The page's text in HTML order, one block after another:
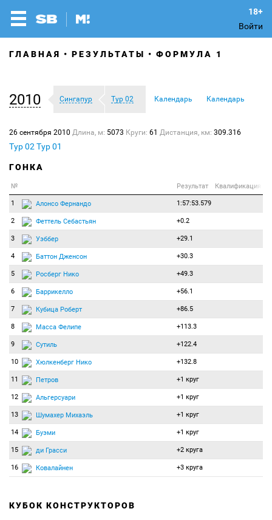
Войти
ГЛАВНАЯ РЕЗУЛЬТАТЫ ФОРМУЛА 1
2010 Сингапур Тур 02 Календарь Календарь
26 сентября 2010 Длина, м: 5073 Круги: 61 Дистанция, км: 309.316
Тур 02 Тур 01
ГОНКА
№ Результат Квалификация
1 Алонсо Фернандо 1:57:53.579
2 Феттель Себастьян +0.2
3 Уэббер +29.1
4 Баттон Дженсон +30.3
5 Росберг Нико +49.3
6 Баррикелло +56.1
7 Кубица Роберт +86.5
8 Масса Фелипе +113.3
9 Сутиль +122.4
10 Хюлкенберг Нико +132.8
11 Петров +1 круг
12 Альгерсуари +1 круг
13 Шумахер Михаэль +1 круг
14 Буэми +1 круг
15 ди Грасси +2 круга
16 Ковалайнен +3 круга
КУБОК КОНСТРУКТОРОВ